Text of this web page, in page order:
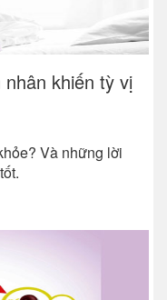
khiến tỳ vị
Và những lời